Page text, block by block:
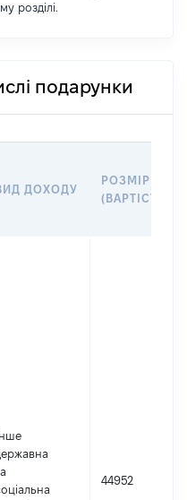
розділі.
подарунки
ДОХОДУ
РОЗМІР
(ВАРТІСТЬ)
Інше
44952